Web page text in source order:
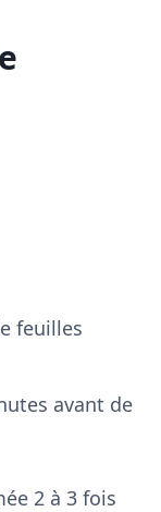
feuilles
avant de
2 à 3 fois